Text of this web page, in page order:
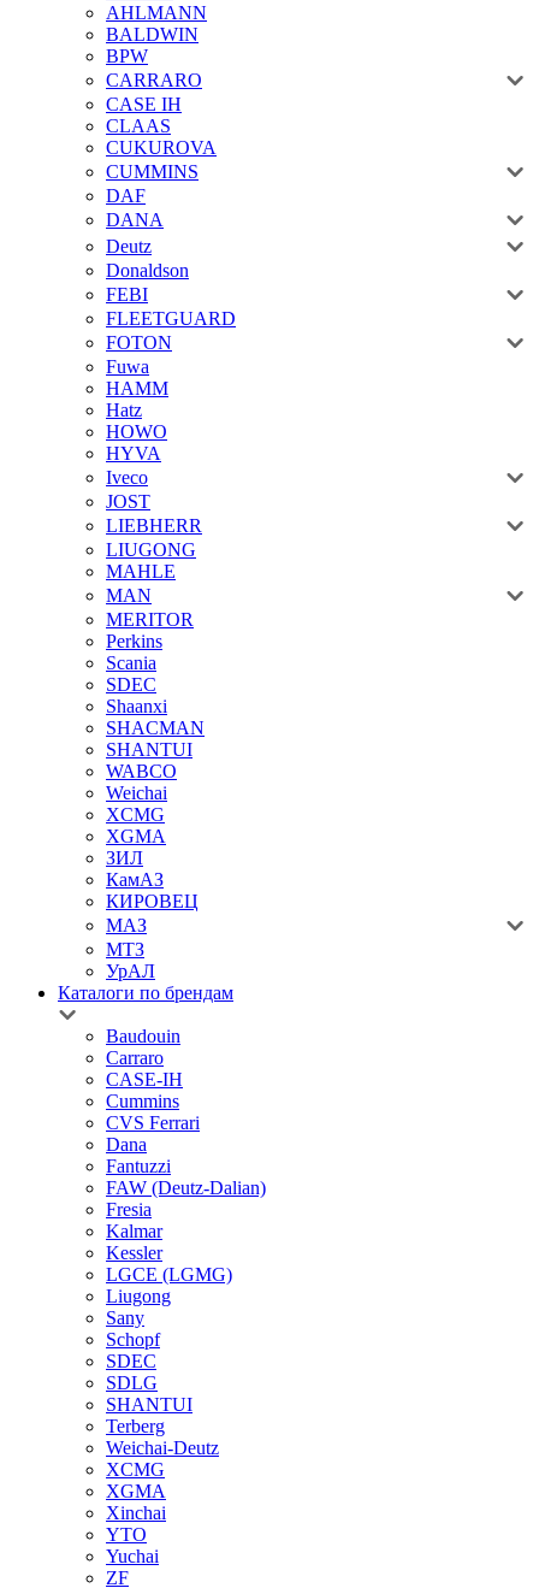
AHLMANN
BALDWIN
BPW
CARRARO
CASE IH
CLAAS
CUKUROVA
CUMMINS
DAF
DANA
Deutz
Donaldson
FEBI
FLEETGUARD
FOTON
Fuwa
HAMM
Hatz
HOWO
HYVA
Iveco
JOST
LIEBHERR
LIUGONG
MAHLE
MAN
MERITOR
Perkins
Scania
SDEC
Shaanxi
SHACMAN
SHANTUI
WABCO
Weichai
XCMG
XGMA
ЗИЛ
КамАЗ
КИРОВЕЦ
МАЗ
МТЗ
УрАЛ
Каталоги по брендам
Baudouin
Carraro
CASE-IH
Cummins
CVS Ferrari
Dana
Fantuzzi
FAW (Deutz-Dalian)
Fresia
Kalmar
Kessler
LGCE (LGMG)
Liugong
Sany
Schopf
SDEC
SDLG
SHANTUI
Terberg
Weichai-Deutz
XCMG
XGMA
Xinchai
YTO
Yuchai
ZF